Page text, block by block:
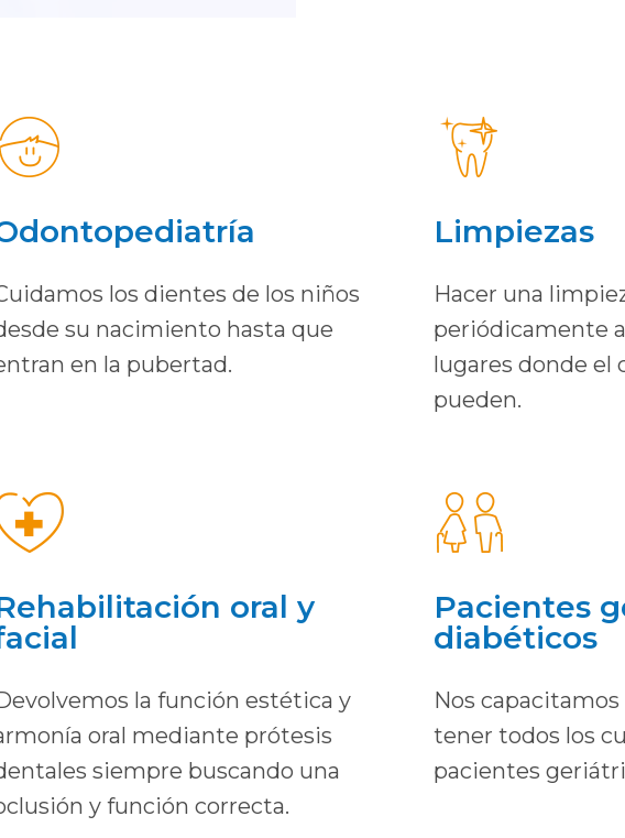
los dientes de los niños
su nacimiento hasta que
en la pubertad.
Limpiezas
Hacer una
periódicamente
lugares donde el
pueden.
oral y
la función estética y
oral mediante prótesis
siempre buscando una
y función correcta.
Pacientes
diabéticos
Nos
tener todos los
pacientes